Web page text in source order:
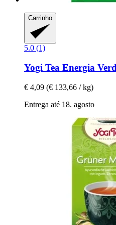
Carrinho
5.0 (1)
Yogi Tea Energia
€ 4,09 (€ 133,66 / kg)
Entrega até 18. agosto